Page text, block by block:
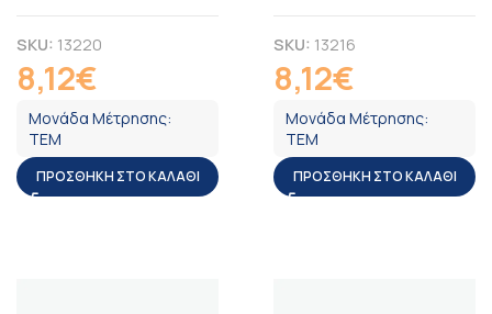
SKU: 13220
8,12€
Μονάδα Μέτρησης:
ΤΕΜ
ΠΡΟΣΘΉΚΗ ΣΤΟ ΚΑΛΆΘΙ
SKU: 13216
8,12€
Μονάδα Μέτρησης:
ΤΕΜ
ΠΡΟΣΘΉΚΗ ΣΤΟ ΚΑΛΆΘΙ